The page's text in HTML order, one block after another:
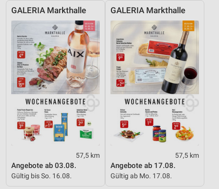
GALERIA Markthalle
57,5 km
Angebote ab 03.08.
Gültig bis So. 16.08.
GALERIA Markthalle
57,5 km
Angebote ab 17.08.
Gültig ab Mo. 17.08.